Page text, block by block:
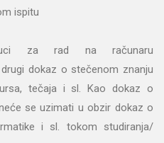
ispitu
za rad na računaru
dokaz o stečenom znanju
tečaja i sl. Kao dokaz o
se uzimati u obzir dokaz o
i sl. tokom studiranja/